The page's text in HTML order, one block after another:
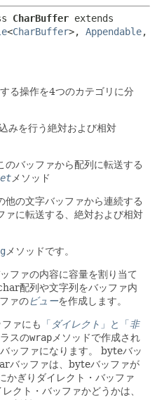
CharBuffer
<CharBuffer>, Appendable
る操作を4つのカテゴリに分
みを行う絶対および相対
のバッファから配列に転送する
メソッド
他の文字バッファから連続する
ァに転送する、絶対および相対
メソッドです。
ファの内容に容量を割り当て
配列や文字列をバッファ内
ァのビューを作成します。
ァにも 「 ダイレクト 」と「非
スのwrap メソッドで作成され
ッファになります。
byteバッ
バッファは、byteバッファが
かぎりダイレクト・バッファ
クト・バッファかどうかは、